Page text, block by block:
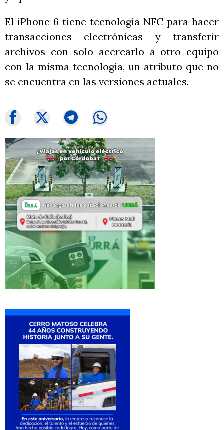
El iPhone 6 tiene tecnología NFC para hacer
transacciones electrónicas y transferir
archivos con solo acercarlo a otro equipo
con la misma tecnología, un atributo que no
se encuentra en las versiones actuales.